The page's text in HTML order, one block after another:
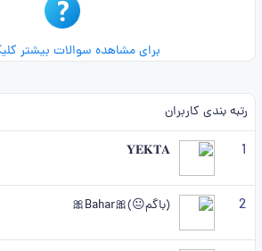
برای مشاهده سوالات بیشتر
رتبه بندی کاربران
1
𝐘𝐄𝐊𝐓𝐀
2 (باگم😐)🎀Bahar🎀